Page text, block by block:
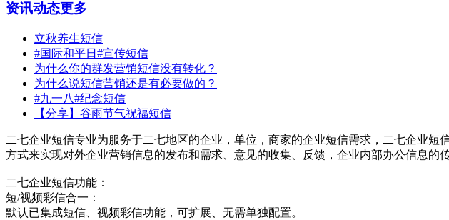
资讯动态更多
立秋养生短信
#国际和平日#宣传短信
为什么你的群发营销短信没有转化？
为什么说短信营销还是有必要做的？
#九一八#纪念短信
【分享】谷雨节气祝福短信
二七企业短信专业为服务于二七地区的企业，单位，商家的企业短信需求，二七企业
方式来实现对外企业营销信息的发布和需求、意见的收集、反馈，企业内部办公信息的传
二七企业短信功能：
短/视频彩信合一：
默认已集成短信、视频彩信功能，可扩展、无需单独配置。